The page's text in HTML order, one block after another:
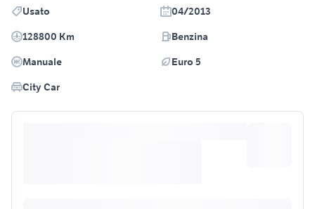
Usato
04/2013
128800 Km
Benzina
Manuale
Euro 5
City Car